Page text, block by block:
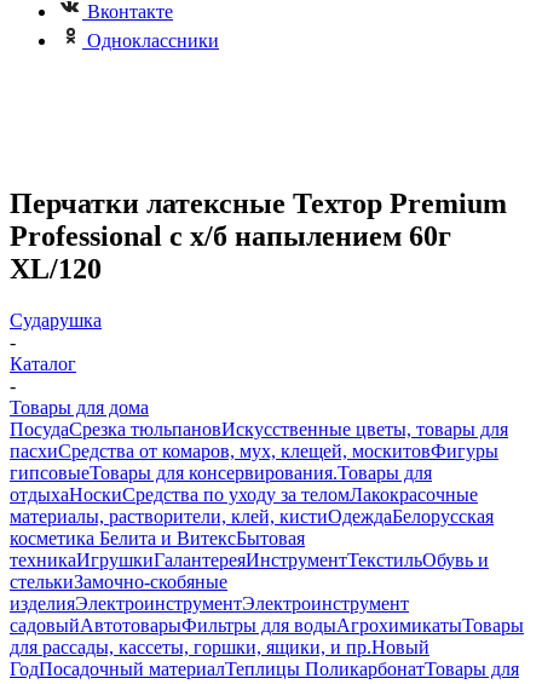
Вконтакте
Одноклассники
Перчатки латексные Техтор Premium
Professional с х/б напылением 60г
XL/120
Сударушка
-
Каталог
-
Товары для дома
ПосудаСрезка тюльпановИскусственные цветы, товары для
пасхиСредства от комаров, мух, клещей, москитовФигуры
гипсовыеТовары для консервирования.Товары для
отдыхаНоскиСредства по уходу за теломЛакокрасочные
материалы, растворители, клей, кистиОдеждаБелорусская
косметика Белита и ВитексБытовая
техникаИгрушкиГалантереяИнструментТекстильОбувь и
стелькиЗамочно-скобяные
изделияЭлектроинструментЭлектроинструмент
садовыйАвтотоварыФильтры для водыАгрохимикатыТовары
для рассады, кассеты, горшки, ящики, и пр.Новый
ГодПосадочный материалТеплицы ПоликарбонатТовары для